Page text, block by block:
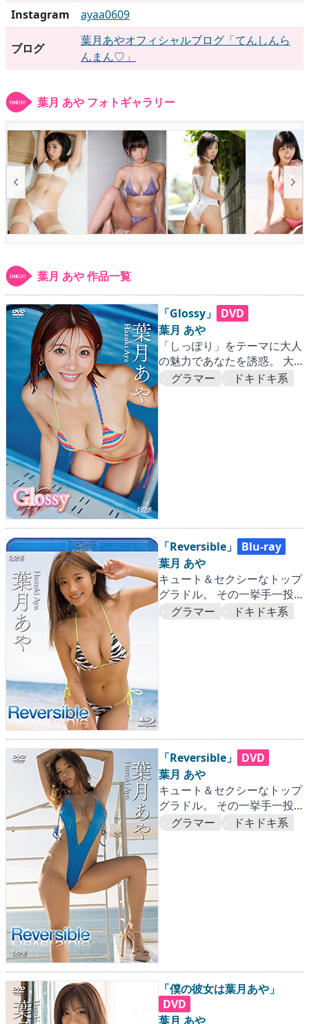
▶
ご利用ガイド
▶ 更新情報
▶個人情報保護について
▶よくあるご質問
▶会社概要
▶お問い合わせフォーム
Instagram
ayaa0609
ブログ
葉月あやオフィシャルブログ「てんしんら
んまん♡」
葉月 あや フォトギャラリー
葉月 あや 作品一覧
「Glossy」
DVD
葉月 あや
「しっぽり」をテーマに大人
の魅力であなたを誘惑。 大
胆さと繊細さが重なり合うG
グラマー ドキドキ系
「Reversible」
Blu-ray
葉月 あや
キュート＆セクシーなトップ
グラドル。 その一挙手一投
足から目が離せない
グラマー ドキドキ系
「Reversible」
DVD
葉月 あや
キュート＆セクシーなトップ
グラドル。 その一挙手一投
足から目が離せない
グラマー ドキドキ系
「僕の彼女は葉月あや」
DVD
葉月 あや